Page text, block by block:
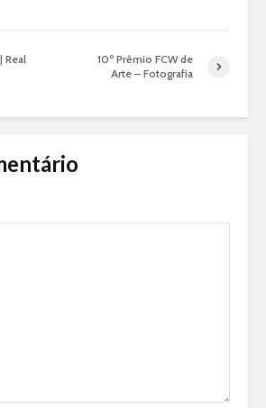
Real
10º Prêmio FCW de
Arte – Fotografia